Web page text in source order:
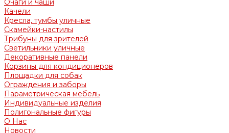
Очаги и чаши
Качели
Кресла, тумбы уличные
Скамейки-настилы
Трибуны для зрителей
Светильники уличные
Декоративные панели
Корзины для кондиционеров
Площадки для собак
Ограждения и заборы
Параметрическая мебель
Индивидуальные изделия
Полигональные фигуры
О Нас
Новости